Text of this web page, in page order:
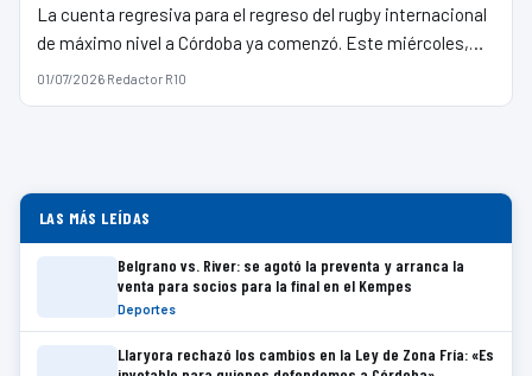
La cuenta regresiva para el regreso del rugby internacional
de máximo nivel a Córdoba ya comenzó. Este miércoles,…
01/07/2026·Redactor R10
LAS MÁS LEÍDAS
Belgrano vs. River: se agotó la preventa y arranca la
venta para socios para la final en el Kempes
Deportes
Llaryora rechazó los cambios en la Ley de Zona Fría: «Es